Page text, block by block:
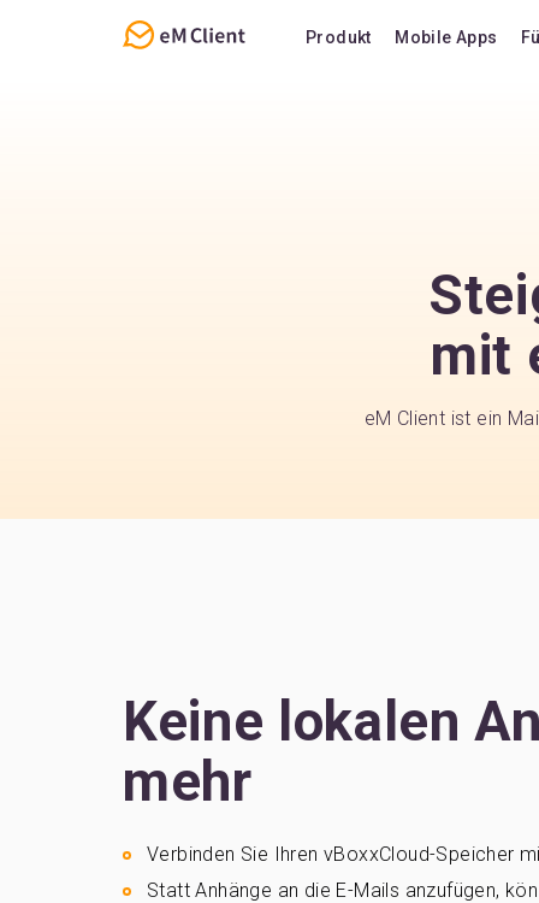
Produkt Mobile Apps
mit
eM Client ist ein
Keine lokalen
mehr
Verbinden Sie Ihren vBoxxCloud-Speicher
Statt Anhänge an die E-Mails anzufügen,